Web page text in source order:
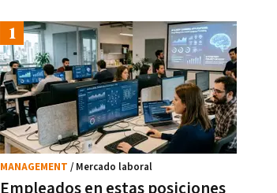
Empleados en estas posiciones
MANAGEMENT / Mercado laboral